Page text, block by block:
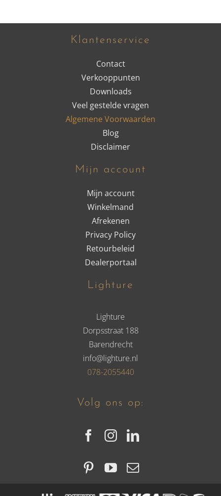
Klantenservice
Contact
Verkooppunten
Downloads
Veel gestelde vragen
Algemene Voorwaarden
Blog
Disclaimer
Mijn account
Mijn account
Winkelmand
Afrekenen
Privacy Policy
Retourbeleid
Dealerportaal
Lighture
Lighture
Dorpsstraat 188
Barendrecht
info@lighture.nl
078-2055440
Volg ons op: